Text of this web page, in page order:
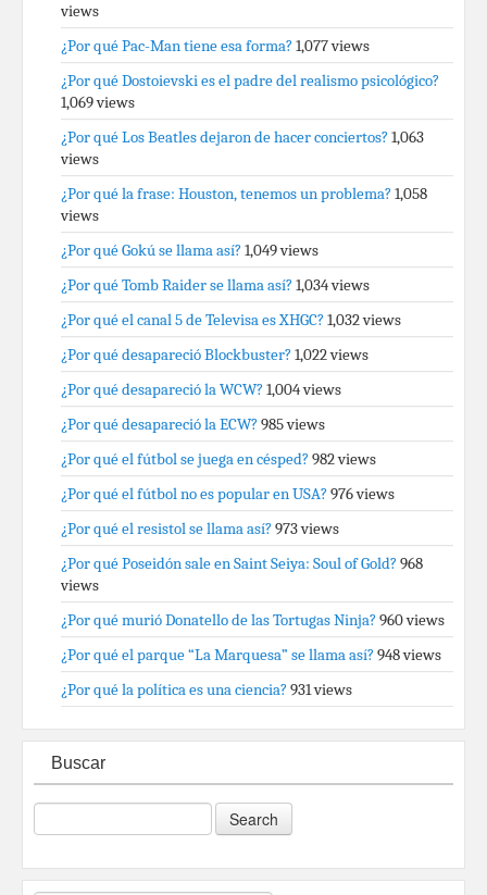
views
¿Por qué Pac-Man tiene esa forma? 1,077 views
¿Por qué Dostoievski es el padre del realismo psicológico?
1,069 views
¿Por qué Los Beatles dejaron de hacer conciertos? 1,063
views
¿Por qué la frase: Houston, tenemos un problema? 1,058
views
¿Por qué Gokú se llama así? 1,049 views
¿Por qué Tomb Raider se llama así? 1,034 views
¿Por qué el canal 5 de Televisa es XHGC? 1,032 views
¿Por qué desapareció Blockbuster? 1,022 views
¿Por qué desapareció la WCW? 1,004 views
¿Por qué desapareció la ECW? 985 views
¿Por qué el fútbol se juega en césped? 982 views
¿Por qué el fútbol no es popular en USA? 976 views
¿Por qué el resistol se llama así? 973 views
¿Por qué Poseidón sale en Saint Seiya: Soul of Gold? 968
views
¿Por qué murió Donatello de las Tortugas Ninja? 960 views
¿Por qué el parque “La Marquesa” se llama así? 948 views
¿Por qué la política es una ciencia? 931 views
Buscar